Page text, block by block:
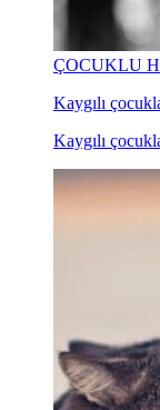
ÇOCUKLU
Kaygılı
Kaygılı